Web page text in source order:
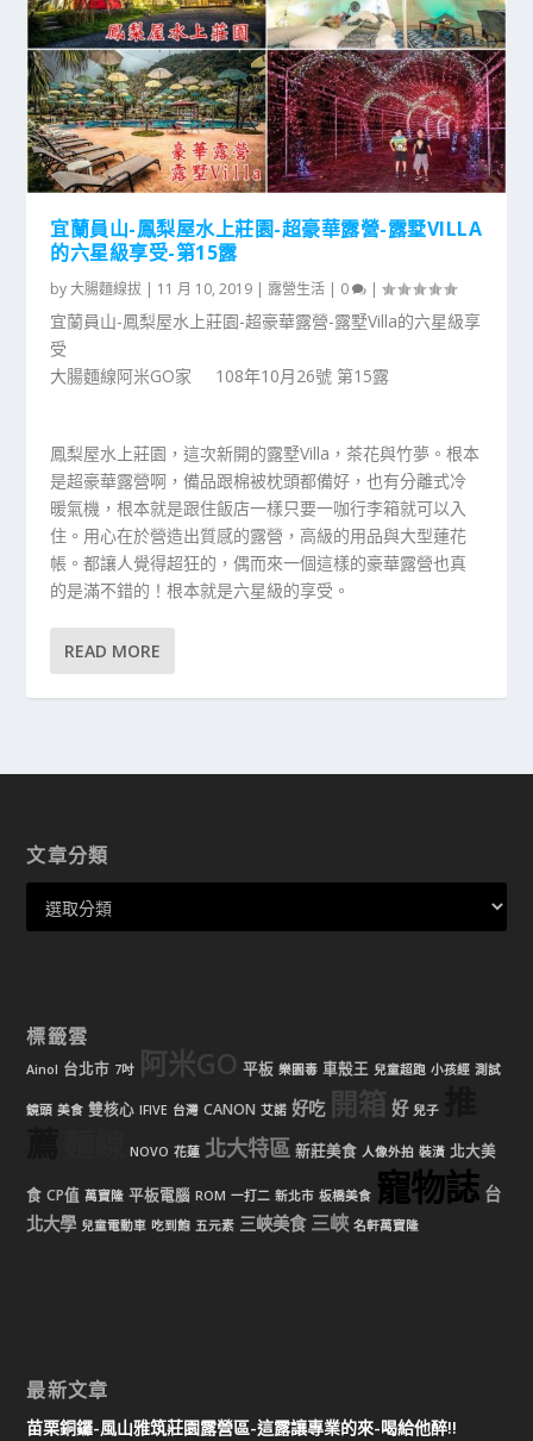
宜蘭員山-鳳梨屋水上莊園-超豪華露營-露墅VILLA
的六星級享受-第15露
by大腸麵線拔 | 11 月 10, 2019 | 露營生活 | 0 |
宜蘭員山-鳳梨屋水上莊園-超豪華露營-露墅Villa的六星級享
受
大腸麵線阿米GO家 108年10月26號 第15露
鳳梨屋水上莊園，這次新開的露墅Villa，茶花與竹夢。根本
是超豪華露營啊，備品跟棉被枕頭都備好，也有分離式冷
暖氣機，根本就是跟住飯店一樣只要一咖行李箱就可以入
住。用心在於營造出質感的露營，高級的用品與大型蓮花
帳。都讓人覺得超狂的，偶而來一個這樣的豪華露營也真
的是滿不錯的！根本就是六星級的享受。
READ MORE
文章分類
標籤雲
Ainol 台北市 7吋 阿米GO 平板 樂園毒 車殼王 兒童超跑 小孩經 測試
鏡頭 美食 雙核心 IFIVE 台灣 CANON 艾諾 好吃 開箱 好 兒子
NOVO 花蓮 北大特區 新莊美食 人像外拍 裝潢 北大美
食 CP值 萬寶隆 平板電腦 ROM 一打二 新北市 板橋美食 寵物誌 台
北大學 兒童電動車 吃到飽 五元素 三峽美食 三峽 名軒萬寶隆
最新文章
苗栗銅鑼-風山雅筑莊園露營區-這露讓專業的來-喝給他醉!!